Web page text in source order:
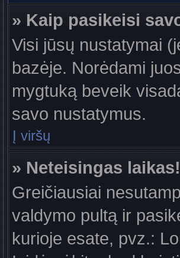
» Kaip pasikeisi
Visi jūsų nustatymai
bazėje. Norėdami
mygtuką beveik
savo nustatymus.
Į viršų
» Neteisingas laikas!
Greičiausiai
valdymo pultą ir
kurioje esate, pvz.: